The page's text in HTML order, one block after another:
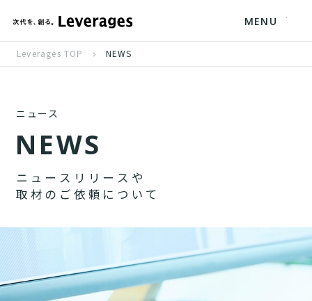
MENU
Leverages TOP NEWS
ニュース
NEWS
ニ ュ ー ス リ リ ー ス や
取 材 の ご 依 頼 に つ い て